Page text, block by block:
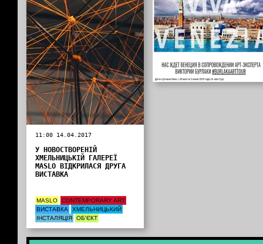
11:00 14.04.2017
У НОВОСТВОРЕНІЙ
ХМЕЛЬНИЦЬКІЙ ГАЛЕРЕЇ
MASLO ВІДКРИЛАСЯ ДРУГА
ВИСТАВКА
MASLO
CONTEMPORARY ART
ВИСТАВКА
ХМЕЛЬНИЦЬКИЙ
ІНСТАЛЯЦІЯ
ОБ'ЄКТ